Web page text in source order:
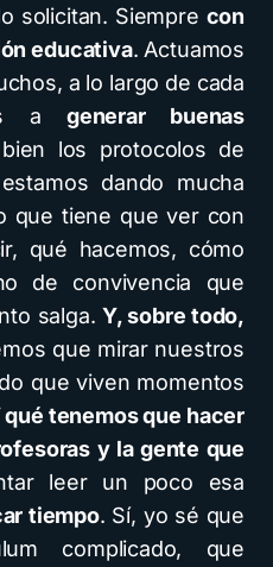
solicitan. Siempre con
educativa. Actuamos
a lo largo de cada
a generar buenas
los protocolos de
dando mucha
que tiene que ver con
qué hacemos, cómo
de convivencia que
salga.Y, sobre todo,
que mirar nuestros
que viven momentos
qué tenemos que hacer
y la gente que
leer un poco esa
tiempo. Sí, yo sé que
complicado, que